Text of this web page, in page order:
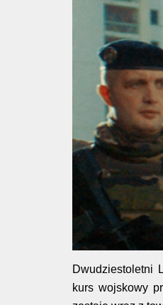
Dwudziestoletni
kurs wojskowy